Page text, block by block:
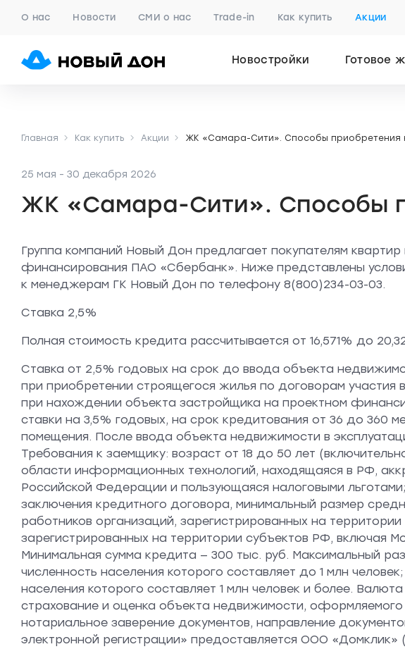
О нас Новости СМИ о нас Trade-in Как купить Акции
Новостройки Готовое
Главная Как купить Акции ЖК «Самара-Сити». Способы приобретения
25 мая - 30 декабря 2026
ЖК «Самара-Сити». Способы
Группа компаний Новый Дон предлагает покупателям квартир
финансирования ПАО «Сбербанк». Ниже представлены
к менеджерам ГК Новый Дон по телефону 8(800)234-03-03.
Ставка 2,5%
Полная стоимость кредита рассчитывается от 16,571% до
Ставка от 2,5% годовых на срок до ввода объекта
при приобретении строящегося жилья по договорам
при нахождении объекта застройщика на проектном
ставки на 3,5% годовых, на срок кредитования от 36 до 360
помещения. После ввода объекта недвижимости в
Требования к заемщику: возраст от 18 до 50 лет
области информационных технологий, находящаяся в РФ,
Российской Федерации и пользующаяся налоговыми
заключения кредитного договора, минимальный размер
работников организаций, зарегистрированных на
зарегистрированных на территории субъектов РФ, включая
Минимальная сумма кредита — 300 тыс. руб. Максимальный
численность населения которого составляет до 1 млн
населения которого составляет 1 млн человек и более.
страхование и оценка объекта недвижимости,
нотариальное заверение документов, направление
электронной регистрации» предоставляется ООО «Домклик»